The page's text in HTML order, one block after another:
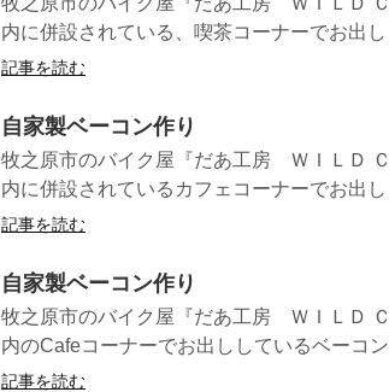
内に併設されている、喫茶コーナーでお出
記事を読む
自家製ベーコン作り
牧之原市のバイク屋『だあ工房 ＷＩＬＤ
内に併設されているカフェコーナーでお出
記事を読む
自家製ベーコン作り
牧之原市のバイク屋『だあ工房 ＷＩＬＤ
内のCafeコーナーでお出ししているベーコ
記事を読む